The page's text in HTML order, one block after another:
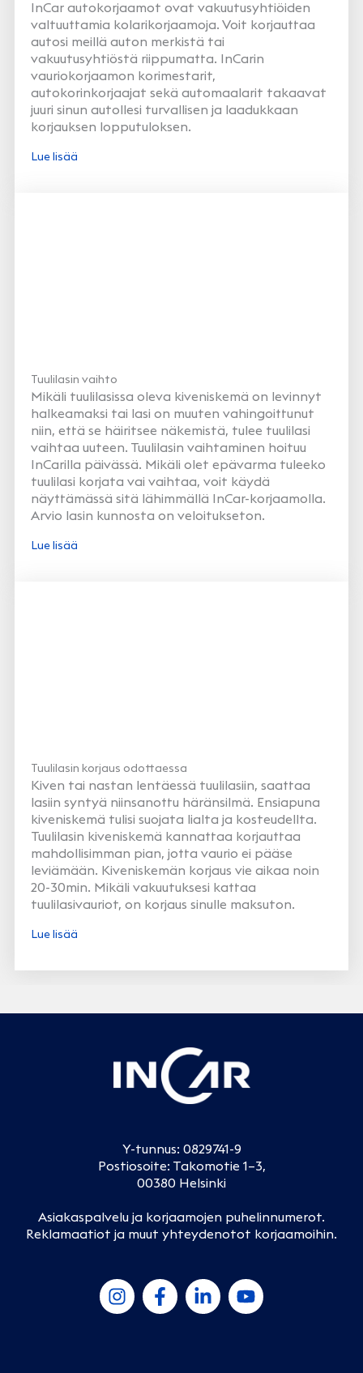
InCar autokorjaamot ovat vakuutusyhtiöiden
valtuuttamia kolarikorjaamoja. Voit korjauttaa
autosi meillä auton merkistä tai
vakuutusyhtiöstä riippumatta. InCarin
vauriokorjaamon korimestarit,
autokorinkorjaajat sekä automaalarit takaavat
juuri sinun autollesi turvallisen ja laadukkaan
korjauksen lopputuloksen.
Lue lisää
Tuulilasin vaihto
Mikäli tuulilasissa oleva kiveniskemä on levinnyt
halkeamaksi tai lasi on muuten vahingoittunut
niin, että se häiritsee näkemistä, tulee tuulilasi
vaihtaa uuteen. Tuulilasin vaihtaminen hoituu
InCarilla päivässä. Mikäli olet epävarma tuleeko
tuulilasi korjata vai vaihtaa, voit käydä
näyttämässä sitä lähimmällä InCar-korjaamolla.
Arvio lasin kunnosta on veloitukseton.
Lue lisää
Tuulilasin korjaus odottaessa
Kiven tai nastan lentäessä tuulilasiin, saattaa
lasiin syntyä niinsanottu häränsilmä. Ensiapuna
kiveniskemä tulisi suojata lialta ja kosteudellta.
Tuulilasin kiveniskemä kannattaa korjauttaa
mahdollisimman pian, jotta vaurio ei pääse
leviämään. Kiveniskemän korjaus vie aikaa noin
20-30min. Mikäli vakuutuksesi kattaa
tuulilasivauriot, on korjaus sinulle maksuton.
Lue lisää
Y-tunnus: 0829741-9
Postiosoite: Takomotie 1–3,
00380 Helsinki
Asiakaspalvelu ja korjaamojen puhelinnumerot.
Reklamaatiot ja muut yhteydenotot korjaamoihin.